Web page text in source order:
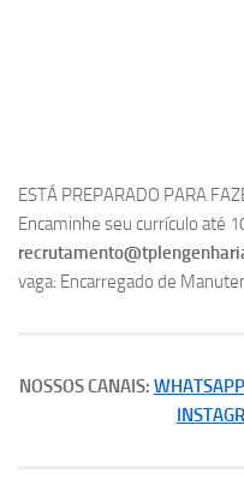
ESTÁ PREPARADO PARA
Encaminhe seu currículo até
vaga: Encarregado de
NOSSOS CANAIS: WHATSAPP